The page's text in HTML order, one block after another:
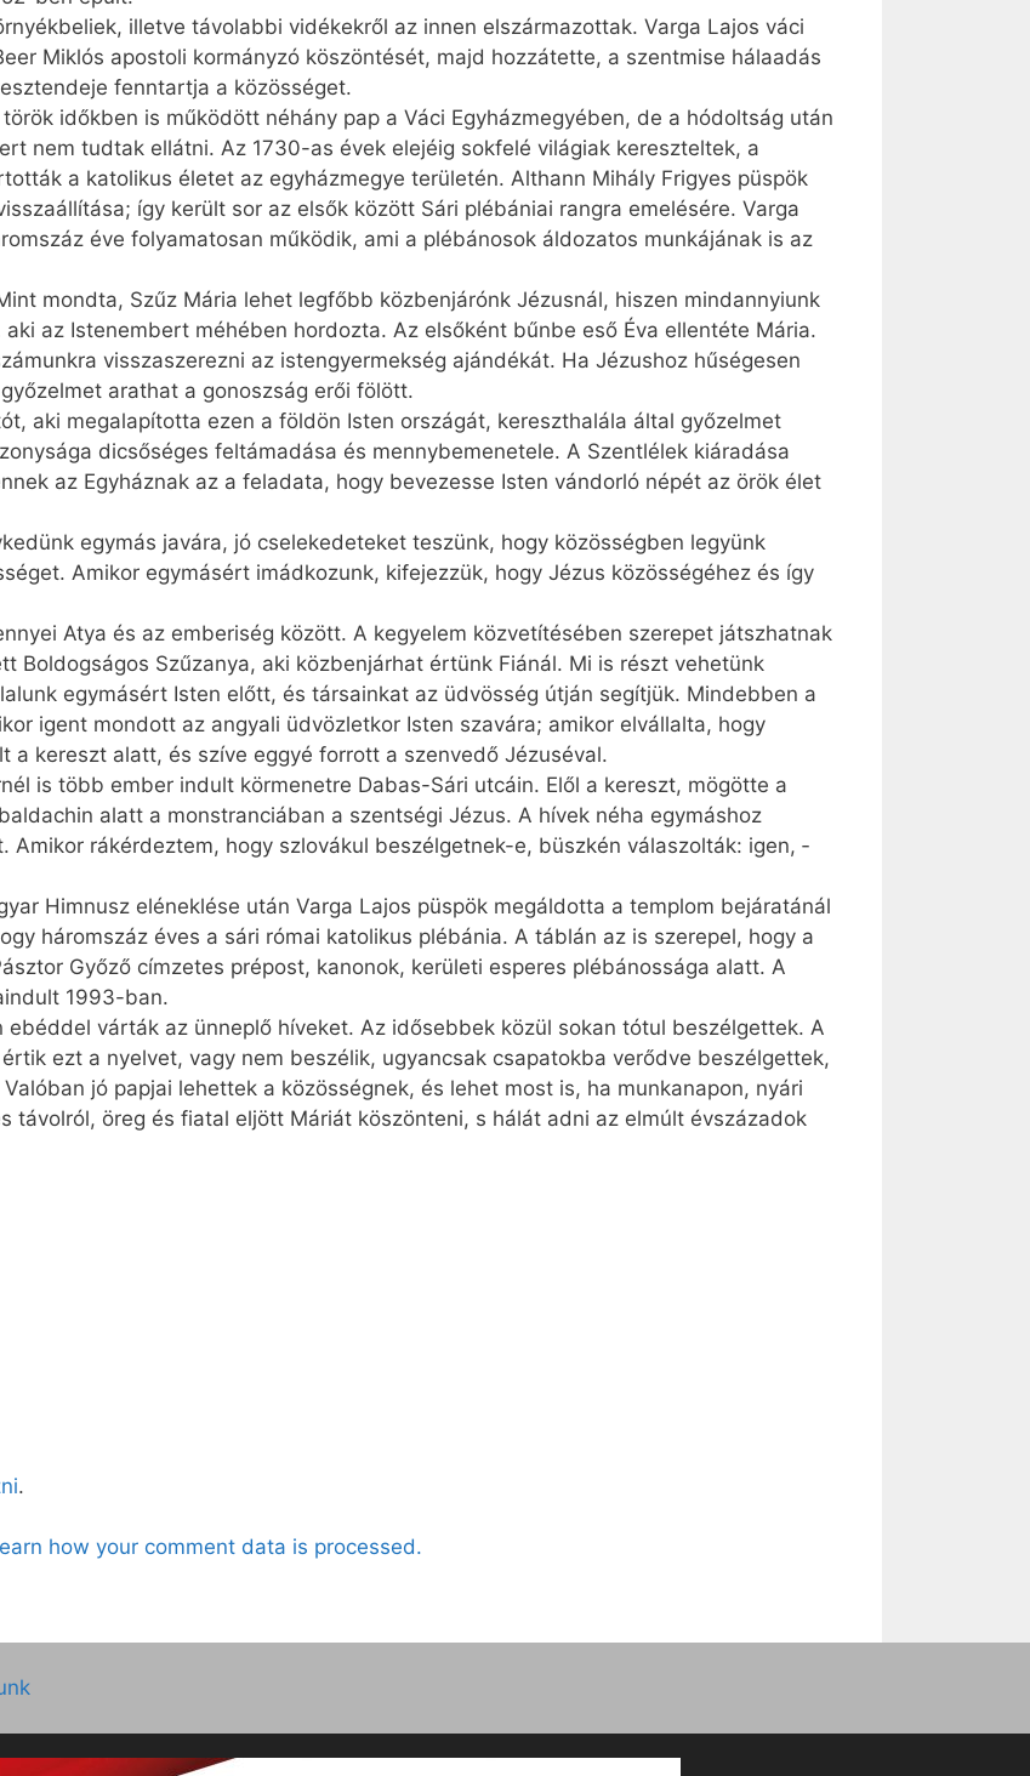
illetve távolabbi vidékekről az innen elszármazottak. Varga Lajos váci
Miklós apostoli kormányzó köszöntését, majd hozzátette, a szentmise hálaadás
fenntartja a közösséget.
időkben is működött néhány pap a Váci Egyházmegyében, de a hódoltság után
nem tudtak ellátni. Az 1730-as évek elejéig sokfelé világiak kereszteltek, a
a katolikus életet az egyházmegye területén. Althann Mihály Frigyes püspök
így került sor az elsők között Sári plébániai rangra emelésére. Varga
éve folyamatosan működik, ami a plébánosok áldozatos munkájának is az
mondta, Szűz Mária lehet legfőbb közbenjárónk Jézusnál, hiszen mindannyiunk
az Istenembert méhében hordozta. Az elsőként bűnbe eső Éva ellentéte Mária.
visszaszerezni az istengyermekség ajándékát. Ha Jézushoz hűségesen
arathat a gonoszság erői fölött.
aki megalapította ezen a földön Isten országát, kereszthalála által győzelmet
dicsőséges feltámadása és mennybemenetele. A Szentlélek kiáradása
az Egyháznak az a feladata, hogy bevezesse Isten vándorló népét az örök élet
egymás javára, jó cselekedeteket teszünk, hogy közösségben legyünk
Amikor egymásért imádkozunk, kifejezzük, hogy Jézus közösségéhez és így
Atya és az emberiség között. A kegyelem közvetítésében szerepet játszhatnak
Boldogságos Szűzanya, aki közbenjárhat értünk Fiánál. Mi is részt vehetünk
egymásért Isten előtt, és társainkat az üdvösség útján segítjük. Mindebben a
igent mondott az angyali üdvözletkor Isten szavára; amikor elvállalta, hogy
a kereszt alatt, és szíve eggyé forrott a szenvedő Jézuséval.
is több ember indult körmenetre Dabas-Sári utcáin. Elől a kereszt, mögötte a
alatt a monstranciában a szentségi Jézus. A hívek néha egymáshoz
Amikor rákérdeztem, hogy szlovákul beszélgetnek-e, büszkén válaszolták: igen,
Himnusz eléneklése után Varga Lajos püspök megáldotta a templom bejáratánál
háromszáz éves a sári római katolikus plébánia. A táblán az is szerepel, hogy a
Győző címzetes prépost, kanonok, kerületi esperes plébánossága alatt. A
1993-ban.
várták az ünneplő híveket. Az idősebbek közül sokan tótul beszélgettek. A
ezt a nyelvet, vagy nem beszélik, ugyancsak csapatokba verődve beszélgettek,
jó papjai lehettek a közösségnek, és lehet most is, ha munkanapon, nyári
távolról, öreg és fiatal eljött Máriát köszönteni, s hálát adni az elmúlt évszázadok
.
how your comment data is processed.